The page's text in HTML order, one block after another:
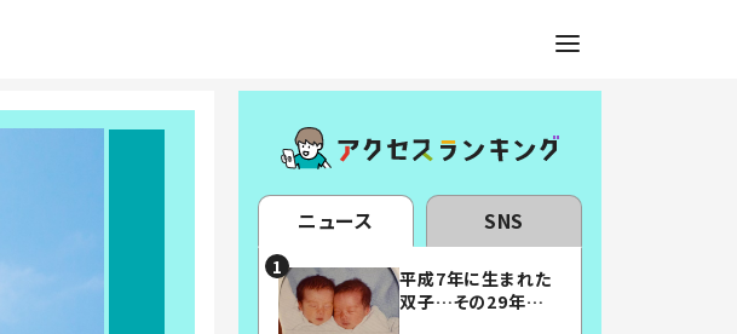
ニュース SNS
平成7年に生まれた
双子…その29年後